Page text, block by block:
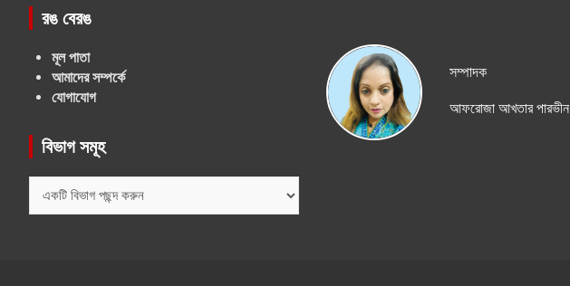
রঙ বেরঙ
মূল পাতা
আমাদের সম্পর্কে
যোগাযোগ
বিভাগ সমূহ
সমূহ
সম্পাদক
আফরোজা আখতার পারভীন